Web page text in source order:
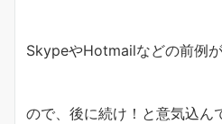
SkypeやHotmailなどの前例
ので、後に続け！と意気込ん